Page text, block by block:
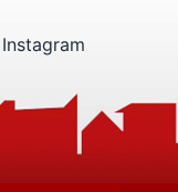
Instagram